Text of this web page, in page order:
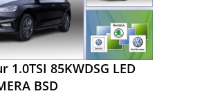
1.0TSI 85KWDSG LED
BSD